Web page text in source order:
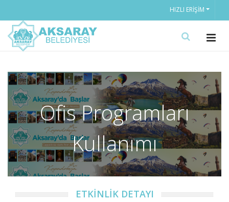
HIZLI ERIŞIM
Ofis Programları
Kullanımı
ETKİNLİK DETAYI